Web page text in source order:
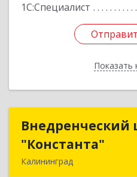
1С:Специалист
Показать
Внедренческий
"Константа"
Калининград